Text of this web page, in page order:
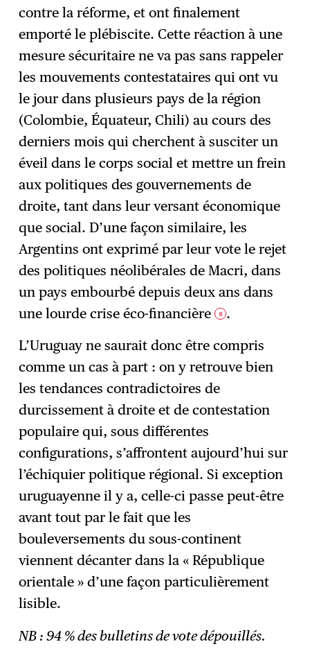
contre la réforme, et ont finalement
emporté le plébiscite. Cette réaction à une
mesure sécuritaire ne va pas sans rappeler
les mouvements contestataires qui ont vu
le jour dans plusieurs pays de la région
(Colombie, Équateur, Chili) au cours des
derniers mois qui cherchent à susciter un
éveil dans le corps social et mettre un frein
aux politiques des gouvernements de
droite, tant dans leur versant économique
que social. D’une façon similaire, les
Argentins ont exprimé par leur vote le rejet
des politiques néolibérales de Macri, dans
un pays embourbé depuis deux ans dans
une lourde crise éco-financière 6 .
L’Uruguay ne saurait donc être compris
comme un cas à part : on y retrouve bien
les tendances contradictoires de
durcissement à droite et de contestation
populaire qui, sous différentes
configurations, s’affrontent aujourd’hui sur
l’échiquier politique régional. Si exception
uruguayenne il y a, celle-ci passe peut-être
avant tout par le fait que les
bouleversements du sous-continent
viennent décanter dans la « République
orientale » d’une façon particulièrement
lisible.
NB : 94 % des bulletins de vote dépouillés.